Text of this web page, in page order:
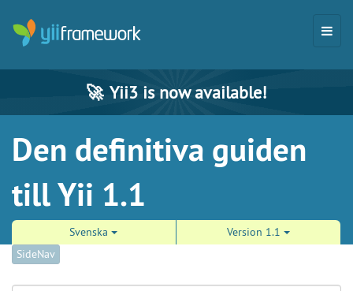
🚀 Yii3 is now available!
Den definitiva guiden
till Yii 1.1
Svenska
Version 1.1
SideNav